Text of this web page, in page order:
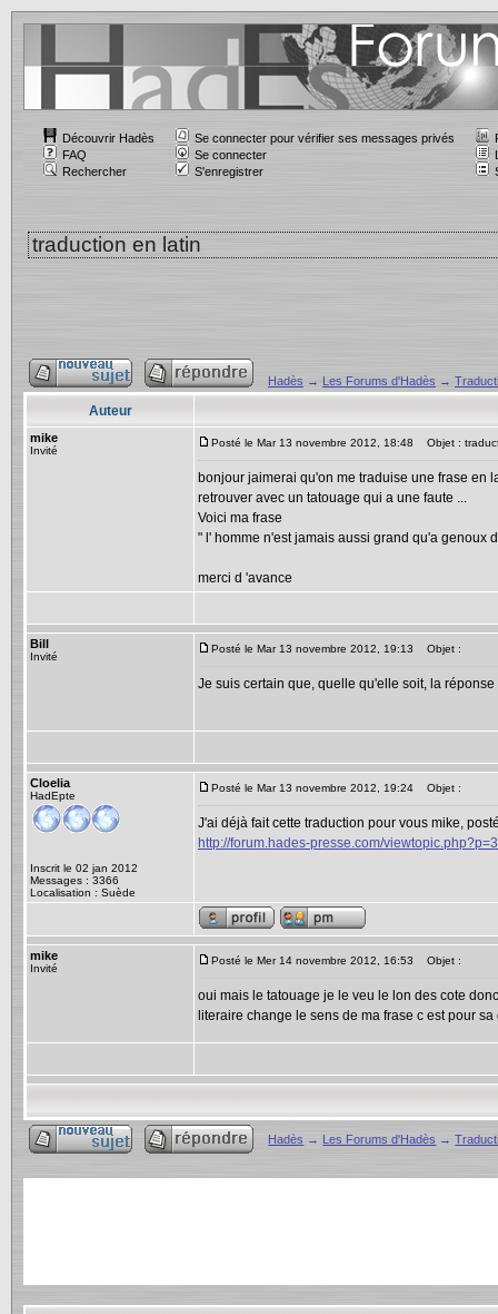
Découvrir Hadès
FAQ
Rechercher
Se connecter pour vérifier ses messages privés
Se connecter
S'enregistrer
traduction en latin
Hadès → Les Forums d'Hadès →
Auteur
mike
Invité
Posté le Mar 13 novembre 2012, 18:48 Objet :
bonjour jaimerai qu'on me traduise une frase en
retrouver avec un tatouage qui a une faute ...
Voici ma frase
" l' homme n'est jamais aussi grand qu'a genoux
merci d 'avance
Bill
Invité
Posté le Mar 13 novembre 2012, 19:13 Objet :
Je suis certain que, quelle qu'elle soit, la
Cloelia
HadEpte
Inscrit le 02 jan 2012
Messages : 3366
Localisation : Suède
Posté le Mar 13 novembre 2012, 19:24 Objet :
J'ai déjà fait cette traduction pour vous mike,
http://forum.hades-presse.com/
mike
Invité
Posté le Mer 14 novembre 2012, 16:53 Objet :
oui mais le tatouage je le veu le lon des cote
literaire change le sens de ma frase c est pour
Hadès → Les Forums d'Hadès →